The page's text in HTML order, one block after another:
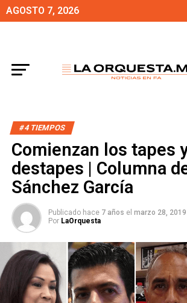
AGOSTO 7, 2026
#4 TIEMPOS
Comienzan los tapes
destapes | Columna
Sánchez García
Publicado hace 7 años el marzo 28, 2019
Por LaOrquesta